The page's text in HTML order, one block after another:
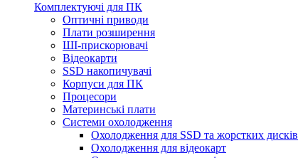
Комплектуючі для ПК
Оптичні приводи
Плати розширення
ШІ-прискорювачі
Відеокарти
SSD накопичувачі
Корпуси для ПК
Процесори
Материнські плати
Системи охолодження
Охолодження для SSD та жорстких дисків
Охолодження для відеокарт